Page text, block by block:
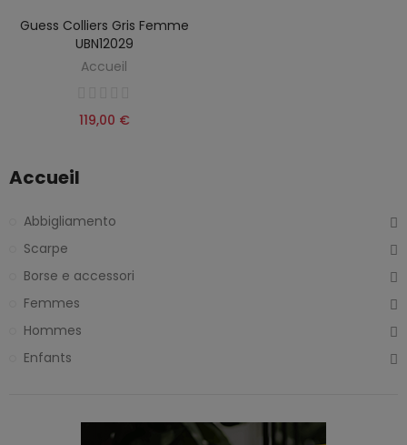
Guess Colliers Gris Femme
UBN12029
Accueil
119,00 €
Accueil
Abbigliamento
Scarpe
Borse e accessori
Femmes
Hommes
Enfants